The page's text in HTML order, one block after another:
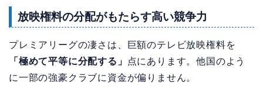
放映権料の分配がもたらす高い競争力
プレミアリーグの凄さは、巨額のテレビ放映権料を
「極めて平等に分配する」
点にあります。他国のよう
に一部の強豪クラブに資金が偏りません。